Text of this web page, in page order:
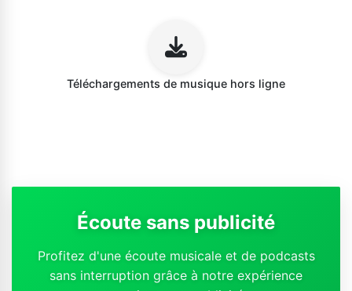
Téléchargements de musique hors ligne
Écoute sans publicité
Profitez d'une écoute musicale et de podcasts
sans interruption grâce à notre expérience